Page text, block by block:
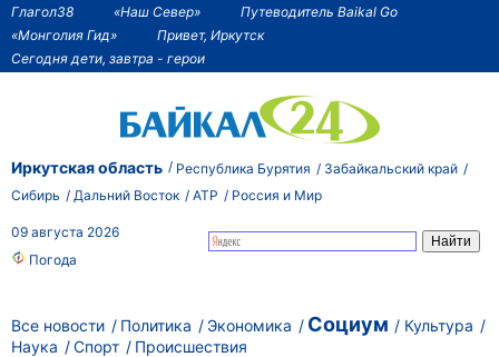
Глагол38 «Наш Север»
Путеводитель Baikal Go
«Монголия Гид»
Привет, Иркутск
Сегодня дети, завтра - герои
Иркутская область Республика Бурятия
Забайкальский край
Сибирь
Дальний Восток АТР Россия и Мир
09 августа 2026
Погода
Все новости Политика Экономика Социум
Культура
Наука
Спорт Происшествия